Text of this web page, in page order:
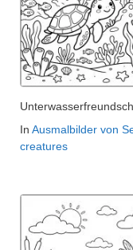
In Ausmalbilder von
creatures